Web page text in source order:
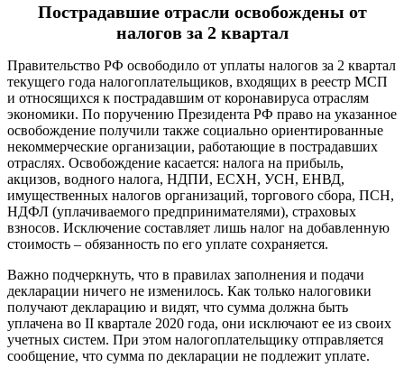
Пострадавшие отрасли освобождены от
налогов за 2 квартал
Правительство РФ освободило от уплаты налогов за 2 квартал
текущего года налогоплательщиков, входящих в реестр МСП
и относящихся к пострадавшим от коронавируса отраслям
экономики. По поручению Президента РФ право на указанное
освобождение получили также социально ориентированные
некоммерческие организации, работающие в пострадавших
отраслях. Освобождение касается: налога на прибыль,
акцизов, водного налога, НДПИ, ЕСХН, УСН, ЕНВД,
имущественных налогов организаций, торгового сбора, ПСН,
НДФЛ (уплачиваемого предпринимателями), страховых
взносов. Исключение составляет лишь налог на добавленную
стоимость – обязанность по его уплате сохраняется.
Важно подчеркнуть, что в правилах заполнения и подачи
декларации ничего не изменилось. Как только налоговики
получают декларацию и видят, что сумма должна быть
уплачена во II квартале 2020 года, они исключают ее из своих
учетных систем. При этом налогоплательщику отправляется
сообщение, что сумма по декларации не подлежит уплате.